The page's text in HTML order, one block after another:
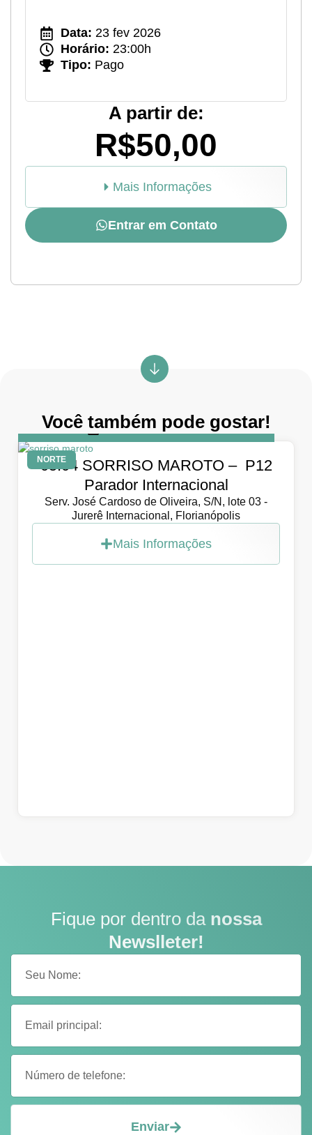
Data: 23 fev 2026
Horário: 23:00h
Tipo: Pago
A partir de:
R$50,00
Mais Informações
Entrar em Contato
Você também pode gostar!
NORTE
DIA5 de abril de 2026
05.04 SORRISO MAROTO – P12
Parador Internacional
Serv. José Cardoso de Oliveira, S/N, lote 03 -
Jurerê Internacional, Florianópolis
Mais Informações
Fique por dentro da nossa
Newslleter!
Enviar